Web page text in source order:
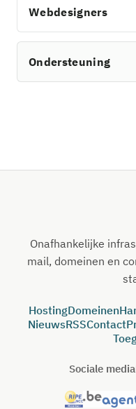
Webdesigners
Ondersteuning
Onafhankelijke
mail, domeinen en
HostingDomeinen
NieuwsRSSContact
Sociale media